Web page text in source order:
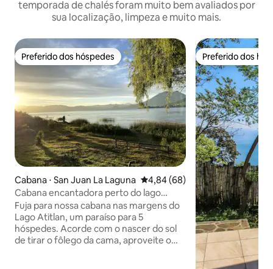
temporada de chalés foram muito bem avaliados por
sua localização, limpeza e muito mais.
Preferido dos hóspedes
Preferido dos hóspedes
Cabana ⋅ San Juan La Laguna 4,84 de uma avaliação média
4,84 (68)
Cabana encantadora perto do lago
Atitlan
Fuja para nossa cabana nas margens do
Lago Atitlan, um paraíso para 5
hóspedes. Acorde com o nascer do sol
de tirar o fôlego da cama, aproveite o
Preferido dos
Preferido dos